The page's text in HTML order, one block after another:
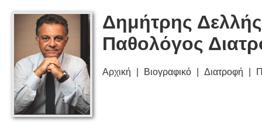
Δημήτρης
Παθολόγος
Αρχική Βιογραφικό Διατροφή